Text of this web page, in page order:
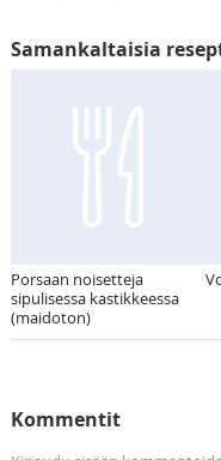
Samankaltaisia
Porsaan noisetteja
sipulisessa kastikkeessa
(maidoton)
Kommentit